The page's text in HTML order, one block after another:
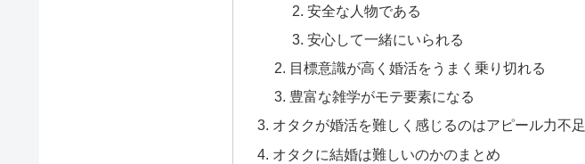
安全な人物である
安心して一緒にいられる
目標意識が高く婚活をうまく乗り切れる
豊富な雑学がモテ要素になる
オタクが婚活を難しく感じるのはアピール力不足
オタクに結婚は難しいのかのまとめ